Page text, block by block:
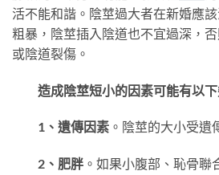
活不能和諧。陰莖過大者在新婚應
粗暴，陰莖插入陰道也不宜過深，
或陰道裂傷。
造成陰莖短小的因素可能有以下
1、遺傳因素 。陰莖的大小受遺
2、肥胖 。如果小腹部、恥骨